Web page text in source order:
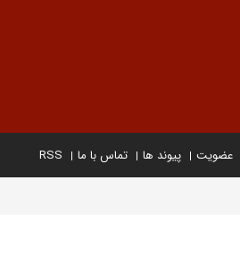
عضویت پیوند ها تماس با ما RSS